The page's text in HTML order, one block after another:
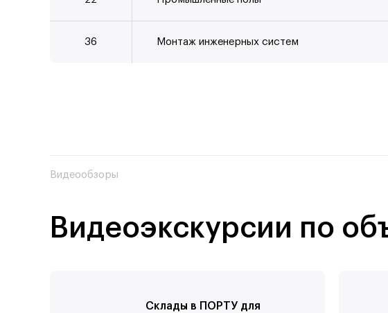
36 Монтаж инженерных систем
Видеообзоры
Видеоэкскурсии по
Склады в ПОРТУ для